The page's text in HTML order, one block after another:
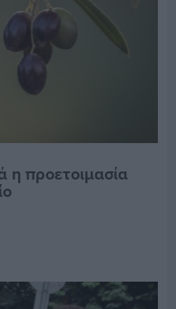
η προετοιμασία